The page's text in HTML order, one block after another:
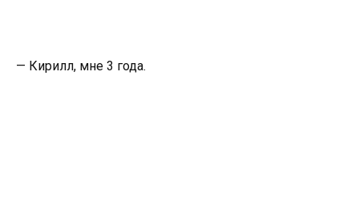
— Кирилл, мне 3 года.